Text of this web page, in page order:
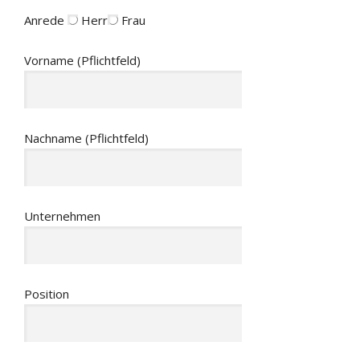
Anrede Herr Frau
Vorname (Pflichtfeld)
Nachname (Pflichtfeld)
Unternehmen
Position